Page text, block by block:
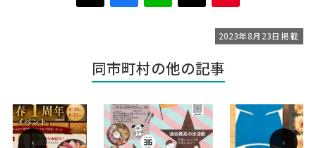
2023年8月23日掲載
同市町村の他の記事
‹ ›